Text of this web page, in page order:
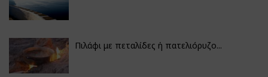
Πιλάφι με πεταλίδες ή πατελιόρυζο...